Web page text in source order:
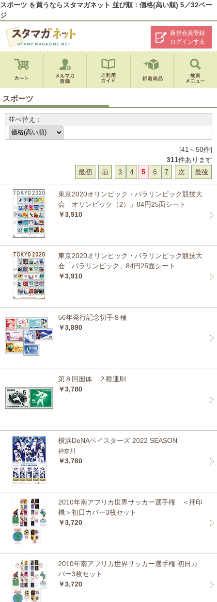
スポーツ を買うならスタマガネット 並び順：価格(高い順) 5／32ペー
ジ
新規会員登録
ログインする
スポーツ
並べ替え：
[41～50件]
311件あります
最初
前 3 4 5 6 7 次 最後
東京2020オリンピック・パラリンピック競技大
会「オリンピック（2）」84円25面シート
￥3,910
東京2020オリンピック・パラリンピック競技大
会「パラリンピック」84円25面シート
￥3,910
56年発行記念切手８種
￥3,890
第８回国体 ２種連刷
￥3,780
横浜DeNAベイスターズ 2022 SEASON
神奈川
￥3,760
2010年南アフリカ世界サッカー選手権 ＜押印
機＞初日カバー3枚セット
￥3,720
2010年南アフリカ世界サッカー選手権 初日カ
バー3枚セット
￥3,720